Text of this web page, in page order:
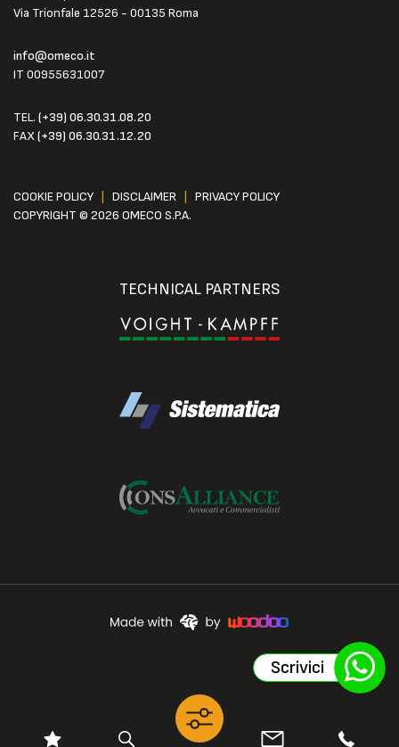
Via Trionfale 12526 - 00135 Roma
info@omeco.it
IT 00955631007
TEL. (+39) 06.30.31.08.20
FAX(+39) 06.30.31.12.20
COOKIE POLICY DISCLAIMER
PRIVACY POLICY
COPYRIGHT © 2026 OMECO S.P.A.
TECHNICAL PARTNERS
Scrivici